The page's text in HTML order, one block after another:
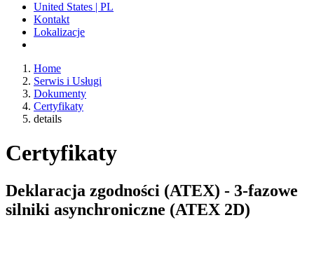
United States | PL
Kontakt
Lokalizacje
Home
Serwis i Usługi
Dokumenty
Certyfikaty
details
Certyfikaty
Deklaracja zgodności (ATEX) - 3-fazowe
silniki asynchroniczne (ATEX 2D)